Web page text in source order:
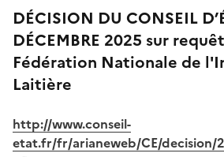
DÉCISION DU CONSEIL
DÉCEMBRE 2025 sur
Fédération Nationale de
Laitière
http://www.conseil-
etat.fr/fr/arianeweb/CE/decision/